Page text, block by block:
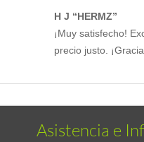
H J “HERMZ”
¡Muy satisfecho!
precio justo.
Asistencia e